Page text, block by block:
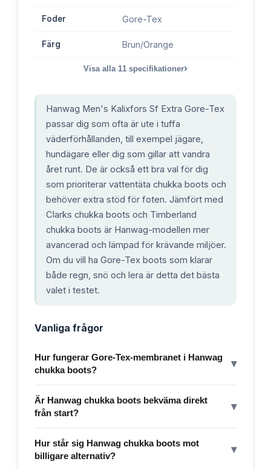
Foder Gore-Tex
Färg Brun/Orange
Visa alla 11 specifikationer›
Hanwag Men's Kalixfors Sf Extra Gore-Tex
passar dig som ofta är ute i tuffa
väderförhållanden, till exempel jägare,
hundägare eller dig som gillar att vandra
året runt. De är också ett bra val för dig
som prioriterar vattentäta chukka boots och
behöver extra stöd för foten. Jämfört med
Clarks chukka boots och Timberland
chukka boots är Hanwag-modellen mer
avancerad och lämpad för krävande miljöer.
Om du vill ha Gore-Tex boots som klarar
både regn, snö och lera är detta det bästa
valet i testet.
Vanliga frågor
Hur fungerar Gore-Tex-membranet i Hanwag
chukka boots?
▾
Är Hanwag chukka boots bekväma direkt
från start?
▾
Hur står sig Hanwag chukka boots mot
billigare alternativ?
▾